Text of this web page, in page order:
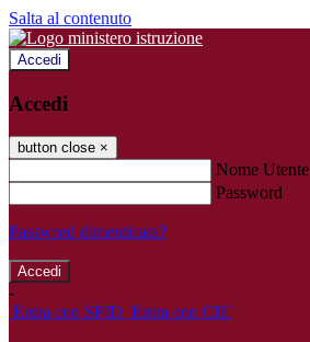
Salta al contenuto
Accedi
Accedi
button close ×
Nome Utente
Password
Password dimenticata?
-
Entra con SPID Entra con CIE